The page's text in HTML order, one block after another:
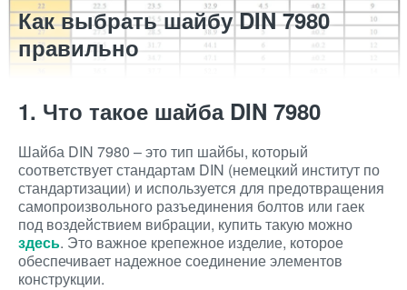
Как выбрать шайбу DIN 7980
правильно
1. Что такое шайба DIN 7980
Шайба DIN 7980 – это тип шайбы, который
соответствует стандартам DIN (немецкий институт по
стандартизации) и используется для предотвращения
самопроизвольного разъединения болтов или гаек
под воздействием вибрации, купить такую можно
здесь. Это важное крепежное изделие, которое
обеспечивает надежное соединение элементов
конструкции.